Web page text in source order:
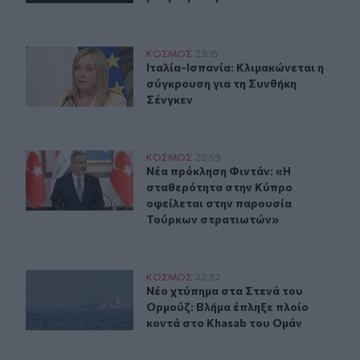
Ιταλία-Ισπανία: Κλιμακώνεται η σύγκρουση για τη
ΚΟΣΜΟΣ 23:15
Ιταλία-Ισπανία: Κλιμακώνεται η
Ιταλία-Ισπανία: Κλιμακώνεται η
σύγκρουση για τη Συνθήκη
Σένγκεν
Νέα πρόκληση Φιντάν: «Η σταθερότητα στην Κύπρο
ΚΟΣΜΟΣ 22:59
Νέα πρόκληση Φιντάν: «Η
Νέα πρόκληση Φιντάν: «Η
σταθερότητα στην Κύπρο
οφείλεται στην παρουσία
Τούρκων στρατιωτών»
Νέο χτύπημα στα Στενά του Ορμούζ: Βλήμα έπληξε
ΚΟΣΜΟΣ 22:32
Νέο χτύπημα στα Στενά του
Νέο χτύπημα στα Στενά του
Ορμούζ: Βλήμα έπληξε πλοίο
κοντά στο Khasab του Ομάν